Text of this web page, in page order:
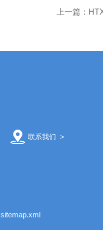
上一篇：
联系我们 >
sitemap.xml